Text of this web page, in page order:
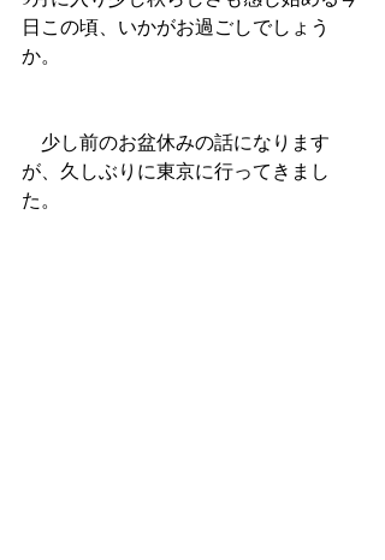
日この頃、いかがお過ごしでしょう
か。
少し前のお盆休みの話になります
が、久しぶりに東京に行ってきまし
た。